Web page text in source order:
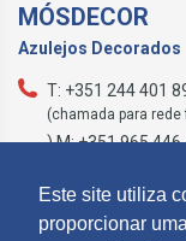
Este site utiliza
proporcionar
MÓSDECOR
Azulejos Decorados
T: +351 244 401
(chamada para rede
) M: +351 965 446